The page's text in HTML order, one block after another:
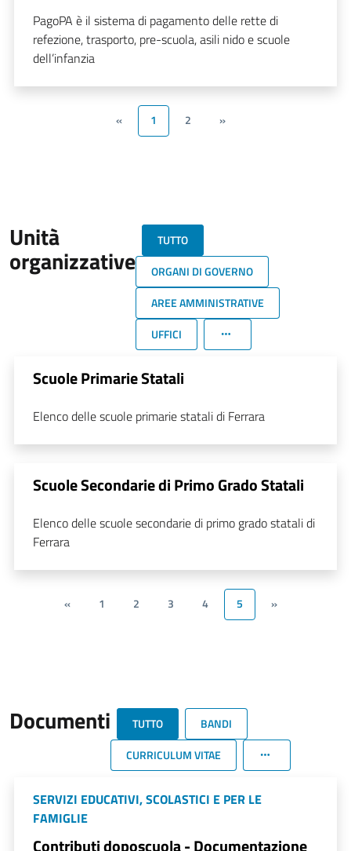
PagoPA è il sistema di pagamento delle rette di
refezione, trasporto, pre-scuola, asili nido e scuole
dell’infanzia
« 1 2 »
Unità
organizzative
TUTTO
ORGANI DI GOVERNO
AREE AMMINISTRATIVE
UFFICI
Scuole Primarie Statali
Elenco delle scuole primarie statali di Ferrara
Scuole Secondarie di Primo Grado Statali
Elenco delle scuole secondarie di primo grado statali di
Ferrara
« 1 2 3 4 5 »
Documenti TUTTO
BANDI
CURRICULUM VITAE
SERVIZI EDUCATIVI, SCOLASTICI E PER LE
FAMIGLIE
Contributi doposcuola - Documentazione